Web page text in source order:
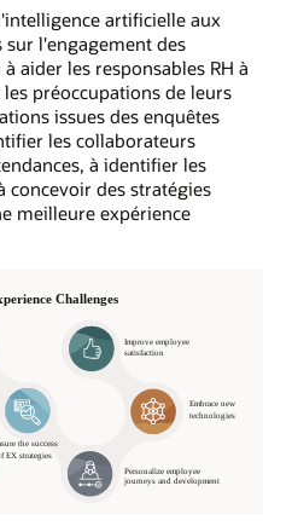
artificielle aux
sur l'engagement des
aider les responsables RH à
préoccupations de leurs
issues des enquêtes
les collaborateurs
à identifier les
concevoir des stratégies
meilleure expérience